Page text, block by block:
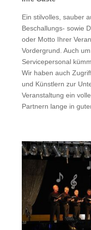
Ein stilvolles, sauber
Beschallungs- sowie
oder Motto Ihrer
Vordergrund. Auch
Servicepersonal
Wir haben auch
und Künstlern zur
Veranstaltung ein
Partnern lange in